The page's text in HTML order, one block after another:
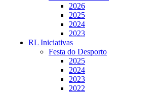
2026
2025
2024
2023
RL Iniciativas
Festa do Desporto
2025
2024
2023
2022